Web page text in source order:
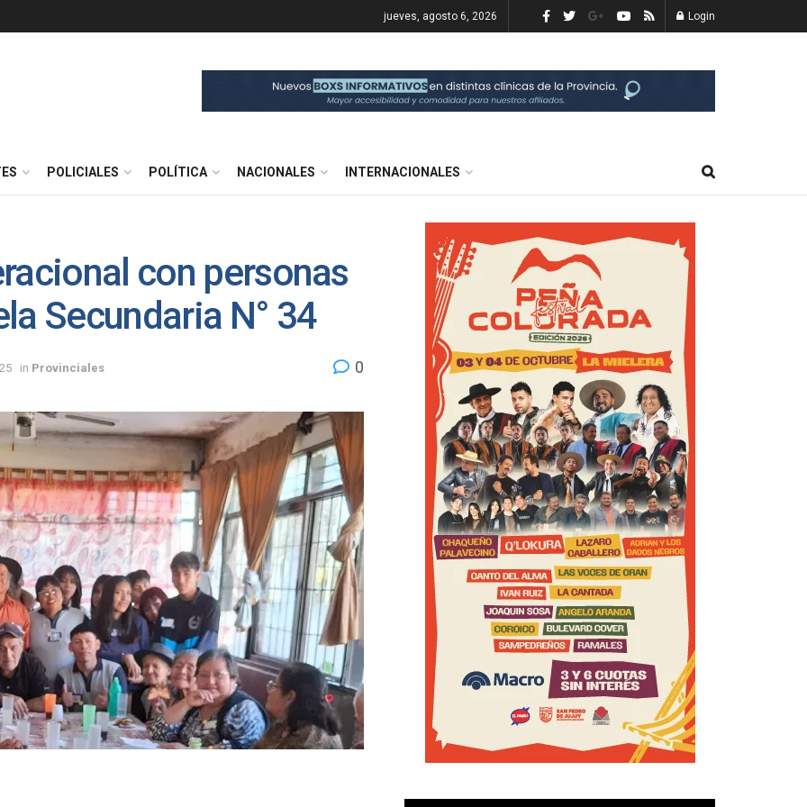
jueves, agosto 6, 2026 Login
POLICIALES POLÍTICA NACIONALES INTERNACIONALES
con personas
Secundaria N° 34
in Provinciales 0